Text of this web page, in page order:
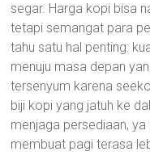
segar. Harga kopi bisa
tetapi semangat para
tahu satu hal penting:
menuju masa depan
tersenyum karena
biji kopi yang jatuh ke
menjaga persediaan,
membuat pagi terasa